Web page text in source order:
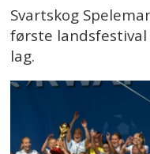
Svartskog
første
lag.